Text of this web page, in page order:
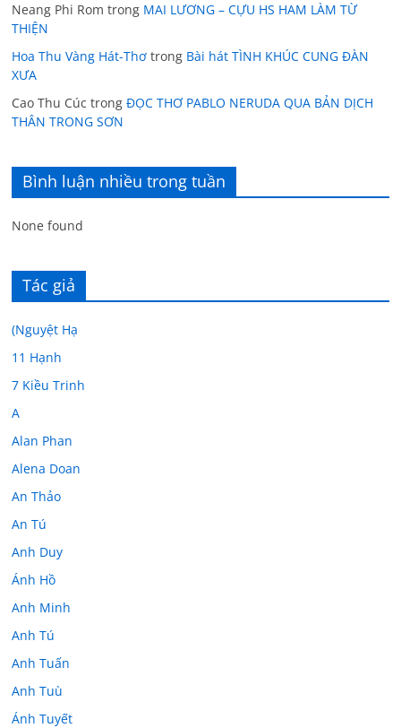
Neang Phi Rom trong MAI LƯƠNG – CỰU HS HAM LÀM TỪ
THIỆN
Hoa Thu Vàng Hát-Thơ trong Bài hát TÌNH KHÚC CUNG ĐÀN
XƯA
Cao Thu Cúc trongĐỌC THƠ PABLO NERUDA QUA BẢN DỊCH
THÂN TRONG SƠN
Bình luận nhiều trong tuần
None found
Tác giả
(Nguyệt Hạ
11 Hạnh
7 Kiều Trinh
A
Alan Phan
Alena Doan
An Thảo
An Tú
Anh Duy
Ánh Hồ
Anh Minh
Anh Tú
Anh Tuấn
Anh Tuù
Ánh Tuyết